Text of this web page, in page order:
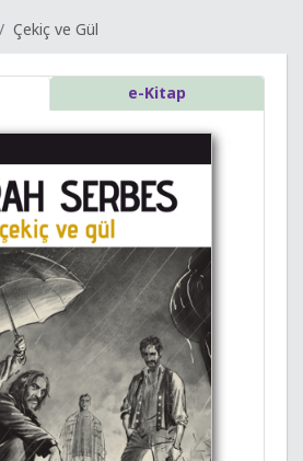
Çekiç ve Gül
e-Kitap